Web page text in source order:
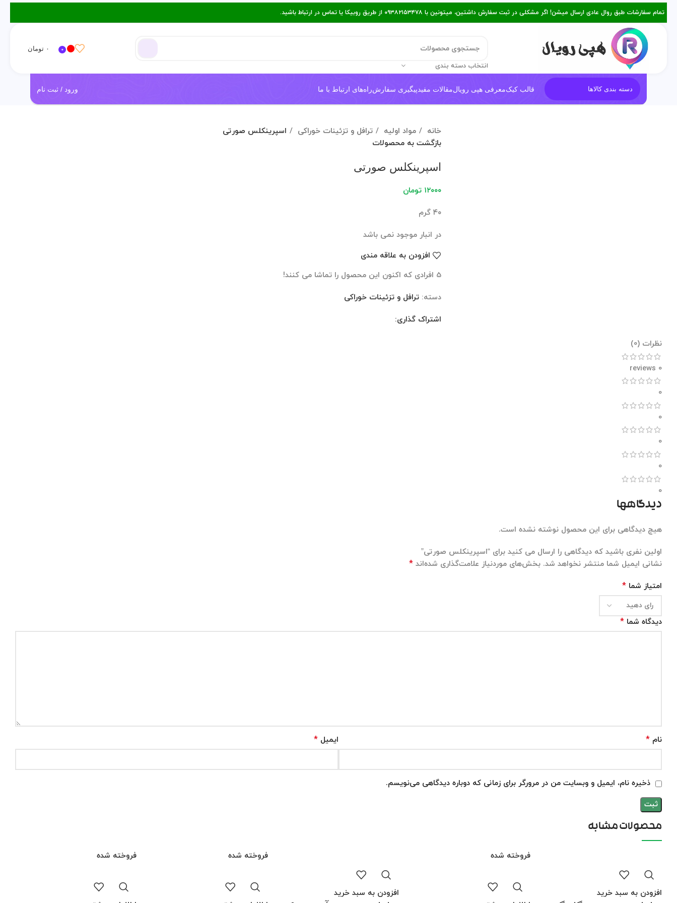
تمام سفارشات طبق روال عادی ارسال میشن! اگر مشکلی در ثبت سفارش داشتین، میتونین با ۰۹۳۸۲۱۵۳۴۷۸ از طریق روبیکا یا تماس در ارتباط باشید.
انتخاب دسته بندی
0 ۰ تومان
دسته بندی کالاها قالب کیکمعرفی هپی رویالمقالات مفیدپیگیری سفارشراه‌های ارتباط با ما ورود / ثبت نام
خانه مواد اولیه ترافل و تزئینات خوراکی
اسپرینکلس صورتی
بازگشت به محصولات
اسپرینکلس صورتی
۱۲۰۰۰ تومان
۴۰ گرم
در انبار موجود نمی باشد
افزودن به علاقه مندی
5 افرادی که اکنون این محصول را تماشا می کنند!
دسته: ترافل و تزئینات خوراکی
اشتراک گذاری:
نظرات (0)
0 reviews
0
0
0
0
0
دیدگاهها
هیچ دیدگاهی برای این محصول نوشته نشده است.
اولین نفری باشید که دیدگاهی را ارسال می کنید برای “اسپرینکلس صورتی”
نشانی ایمیل شما منتشر نخواهد شد. بخش‌های موردنیاز علامت‌گذاری شده‌اند *
امتیاز شما *
دیدگاه شما *
نام * ایمیل *
ذخیره نام، ایمیل و وبسایت من در مرورگر برای زمانی که دوباره دیدگاهی می‌نویسم.
محصولات مشابه
افزودن به سبد خرید
فروخته شده
افزودن به سبد خرید
فروخته شده فروخته شده